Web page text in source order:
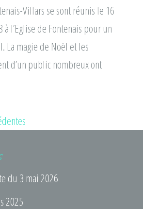
Villars se sont réunis le 16
l’Eglise de Fontenais pour un
La magie de Noël et les
d’un public nombreux ont
du 3 mai 2026
2025